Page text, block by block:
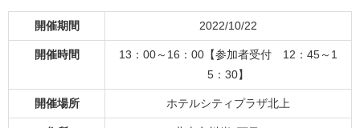
開催期間 2022/10/22
開催時間
13：00～16：00【参加者受付 12：45～1
5：30】
開催場所 ホテルシティプラザ北上